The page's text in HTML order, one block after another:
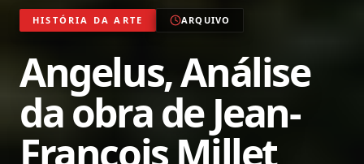
HISTÓRIA DA ARTE ARQUIVO
Angelus, Análise
da obra de Jean-
François Millet